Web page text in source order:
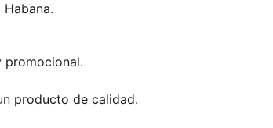
promocional.
producto de calidad.